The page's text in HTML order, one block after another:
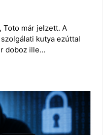
Toto már jelzett. A
kutya ezúttal
doboz ille…